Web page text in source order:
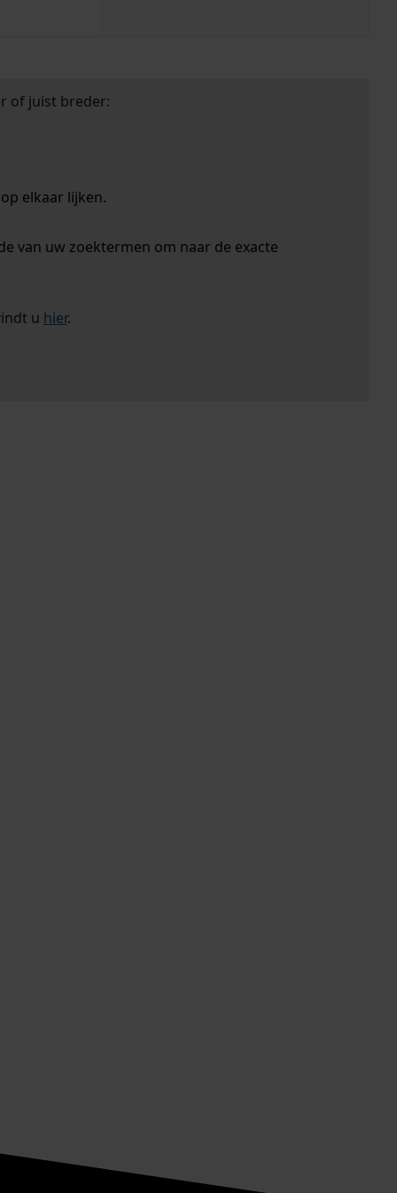
of juist breder:
elkaar lijken.
van uw zoektermen om naar de exacte
u hier.